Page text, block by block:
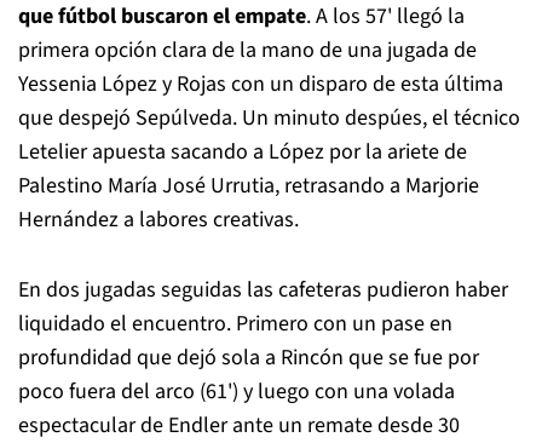
que fútbol buscaron el empate. A los 57' llegó la
primera opción clara de la mano de una jugada de
Yessenia López y Rojas con un disparo de esta última
que despejó Sepúlveda. Un minuto despúes, el técnico
Letelier apuesta sacando a López por la ariete de
Palestino María José Urrutia, retrasando a Marjorie
Hernández a labores creativas.
En dos jugadas seguidas las cafeteras pudieron haber
liquidado el encuentro. Primero con un pase en
profundidad que dejó sola a Rincón que se fue por
poco fuera del arco (61') y luego con una volada
espectacular de Endler ante un remate desde 30